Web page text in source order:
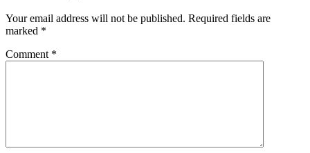
Your email address will not be published. Required fields are
marked *
Comment *